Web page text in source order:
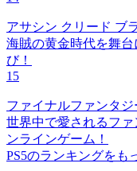
アサシン クリード ブ
海賊の黄金時代を舞
び！
15
ファイナルファンタ
世界中で愛されるフ
ンラインゲーム！
PS5のランキングをも